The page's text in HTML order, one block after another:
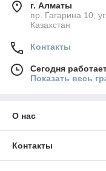
г. Алматы
пр. Гагарина 10,
Казахстан
Контакты
Сегодня
Показать весь
О нас
Контакты